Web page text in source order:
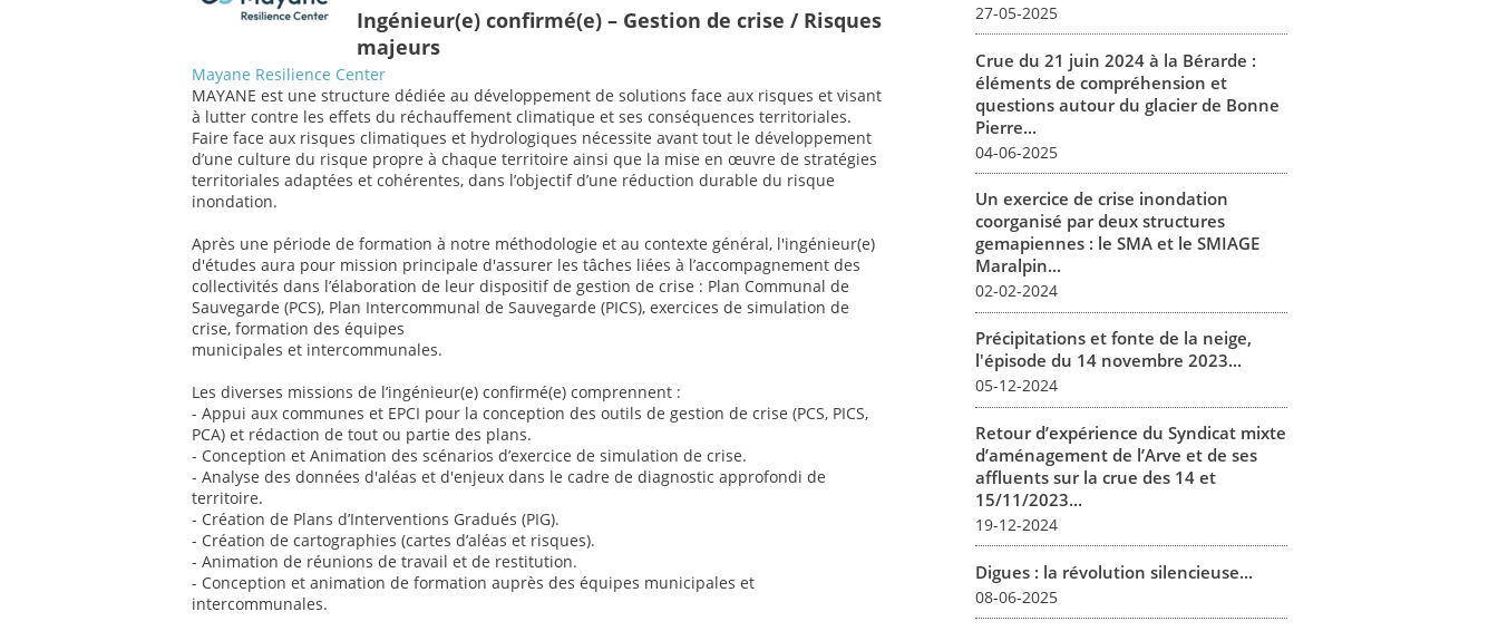
Ingénieur(e) confirmé(e) – Gestion de crise / Risques
majeurs
Mayane Resilience Center
MAYANE est une structure dédiée au développement de solutions face aux risques et visant
à lutter contre les effets du réchauffement climatique et ses conséquences territoriales.
Faire face aux risques climatiques et hydrologiques nécessite avant tout le développement
d’une culture du risque propre à chaque territoire ainsi que la mise en œuvre de stratégies
territoriales adaptées et cohérentes, dans l’objectif d’une réduction durable du risque
inondation.
Après une période de formation à notre méthodologie et au contexte général, l'ingénieur(e)
d'études aura pour mission principale d'assurer les tâches liées à l’accompagnement des
collectivités dans l’élaboration de leur dispositif de gestion de crise : Plan Communal de
Sauvegarde (PCS), Plan Intercommunal de Sauvegarde (PICS), exercices de simulation de
crise, formation des équipes
municipales et intercommunales.
Les diverses missions de l’ingénieur(e) confirmé(e) comprennent :
- Appui aux communes et EPCI pour la conception des outils de gestion de crise (PCS, PICS,
PCA) et rédaction de tout ou partie des plans.
- Conception et Animation des scénarios d’exercice de simulation de crise.
- Analyse des données d'aléas et d'enjeux dans le cadre de diagnostic approfondi de
territoire.
- Création de Plans d’Interventions Gradués (PIG).
- Création de cartographies (cartes d’aléas et risques).
- Animation de réunions de travail et de restitution.
- Conception et animation de formation auprès des équipes municipales et
intercommunales.
27-05-2025
Crue du 21 juin 2024 à la Bérarde :
éléments de compréhension et
questions autour du glacier de Bonne
Pierre...
04-06-2025
Un exercice de crise inondation
coorganisé par deux structures
gemapiennes : le SMA et le SMIAGE
Maralpin...
02-02-2024
Précipitations et fonte de la neige,
l'épisode du 14 novembre 2023...
05-12-2024
Retour d’expérience du Syndicat mixte
d’aménagement de l’Arve et de ses
affluents sur la crue des 14 et
15/11/2023...
19-12-2024
Digues : la révolution silencieuse...
08-06-2025